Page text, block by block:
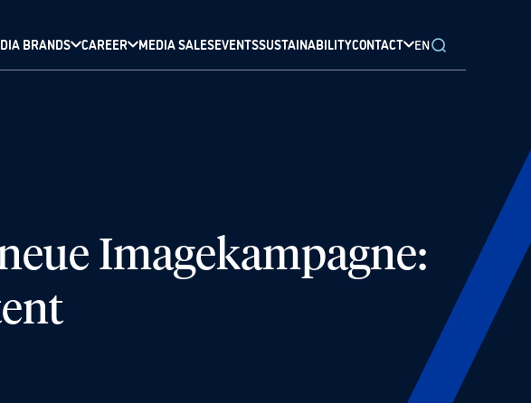
BRANDS CAREER MEDIA SALESEVENTSSUSTAINABILITYCONTACT EN
Imagekampagne: